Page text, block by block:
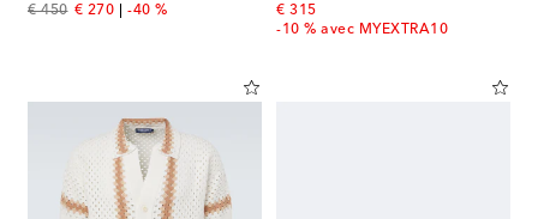
€ 450
original price
€ 270
discount price
-40 %
€ 315
original price
-10 % avec MYEXTRA10